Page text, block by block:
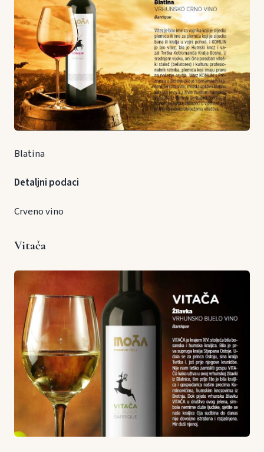
Blatina
Detaljni podaci
Crveno vino
Vitača